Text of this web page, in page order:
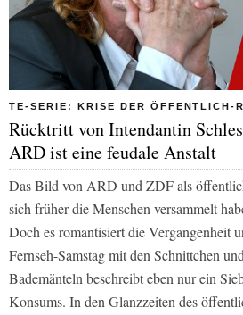
TE-SERIE: KRISE DER ÖFFENTLICH-
Rücktritt von Intendantin
ARD ist eine feudale Anstalt
Das Bild von ARD und ZDF als
sich früher die Menschen versammelt
Doch es romantisiert die Vergangenheit
Fernseh-Samstag mit den Schnittchen
Bademänteln beschreibt eben nur ein
Konsums. In den Glanzzeiten des